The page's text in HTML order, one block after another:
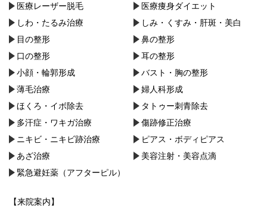
医療レーザー脱毛
医療痩身ダイエット
しわ・たるみ治療
しみ・くすみ・肝斑・美白
目の整形
鼻の整形
口の整形
耳の整形
小顔・︎輪郭形成
バスト・胸の整形
薄毛治療
婦人科形成
ほくろ・イボ除去
タトゥー刺青除去
多汗症・ワキガ治療
傷跡修正治療
ニキビ・ニキビ跡治療
ピアス・ボディピアス
あざ治療
美容注射・美容点滴
緊急避妊薬（アフターピル）
【来院案内】